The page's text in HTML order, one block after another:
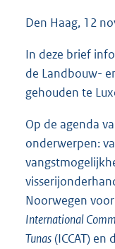
Den Haag, 12
In deze brief
de Landbouw-
gehouden te
Op de agenda
onderwerpen:
Noorwegen
International
Tunas(ICCAT) en